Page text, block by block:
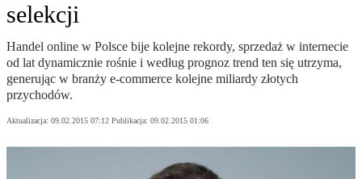
selekcji
Handel online w Polsce bije kolejne rekordy, sprzedaż w internecie
od lat dynamicznie rośnie i według prognoz trend ten się utrzyma,
generując w branży e-commerce kolejne miliardy złotych
przychodów.
Aktualizacja: 09.02.2015 07:12 Publikacja: 09.02.2015 01:06